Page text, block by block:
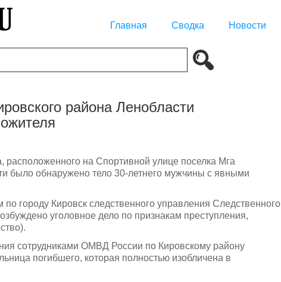
Главная Сводка Новости
района Ленобласти
расположенного на Спортивной улице поселка Мга
было обнаружено тело 30-летнего мужчины с явными
городу Кировск следственного управления Следственного
уголовное дело по признакам преступления,
сотрудниками ОМВД России по Кировскому району
погибшего, которая полностью изобличена в